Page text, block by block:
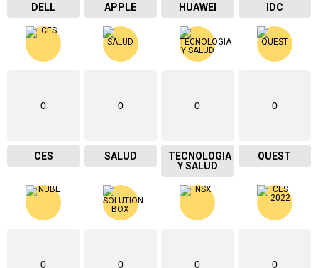
DELL APPLE HUAWEI IDC
0
CES
0
SALUD
0
TECNOLOGIA
Y SALUD
0
QUEST
0 0 0 0